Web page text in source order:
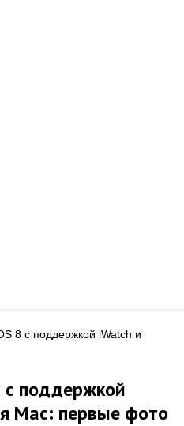
8 с поддержкой iWatch и
с поддержкой
Mac: первые фото